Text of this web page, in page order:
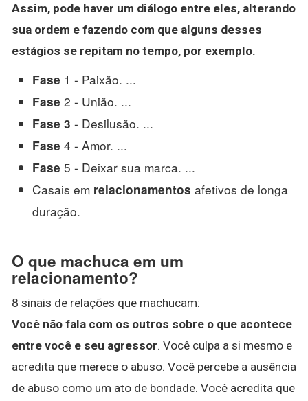
Assim, pode haver um diálogo entre eles, alterando
sua ordem e fazendo com que alguns desses
estágios se repitam no tempo, por exemplo.
Fase 1 - Paixão. ...
Fase 2 - União. ...
Fase 3 - Desilusão. ...
Fase 4 - Amor. ...
Fase 5 - Deixar sua marca. ...
Casais em relacionamentos afetivos de longa
duração.
O que machuca em um
relacionamento?
8 sinais de relações que machucam:
Você não fala com os outros sobre o que acontece
entre você e seu agressor. Você culpa a si mesmo e
acredita que merece o abuso. Você percebe a ausência
de abuso como um ato de bondade. Você acredita que